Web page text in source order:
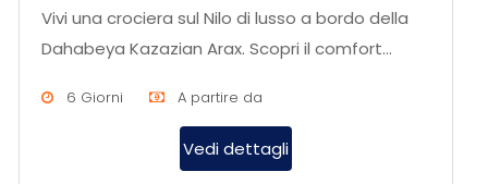
Vivi una crociera sul Nilo di lusso a bordo della
Dahabeya Kazazian Arax. Scopri il comfort
6 Giorni A partire da
Vedi dettagli